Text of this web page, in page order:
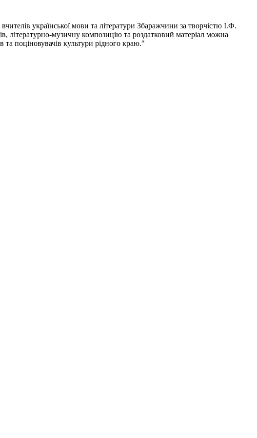
української мови та літератури Збаражчини за творчістю І.Ф.
літературно-музичну композицію та роздатковий матеріал можна
та поціновувачів культури рідного краю."